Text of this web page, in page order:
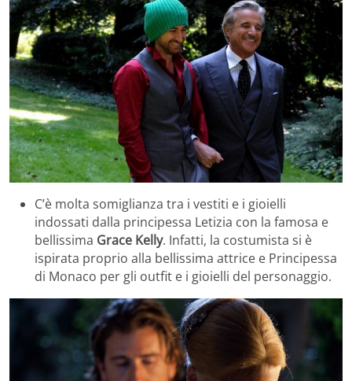
C’è molta somiglianza tra i vestiti e i gioielli
indossati dalla principessa Letizia con la famosa e
bellissima Grace Kelly. Infatti, la costumista si è
ispirata proprio alla bellissima attrice e Principessa
di Monaco per gli outfit e i gioielli del personaggio.